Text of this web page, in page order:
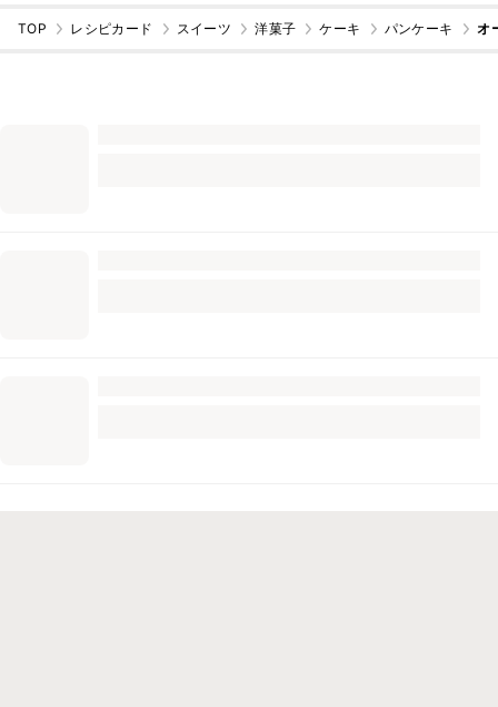
TOP レシピカード スイーツ 洋菓子 ケーキ パンケーキ オ